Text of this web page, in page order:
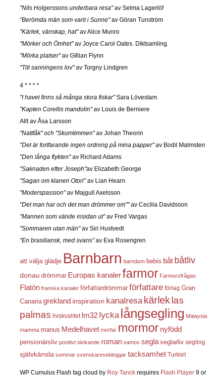
"Nils Holgerssons underbara resa"av Selma Lagerlöf
"Berömda män som varit i Sunne"av Göran Tunström
"Kärlek, vänskap, hat"av Alice Munro
"Mörker och Ömhet"av Joyce Carol Oates. Diktsamling.
"Mörka platser"av GIllian Flynn
"Till sanningens lov"av Torgny Lindgren
4 * * * *
"I havet finns så många stora fiskar"Sara Lövestam
"Kapten Corellis mandolin"av Louis de Berniere
Allt av Åsa Larsson
"Nattfåk" och "Skumtimmen"av Johan Theorin
"Det är fortfarande ingen ordning på mina papper"av Bodil Malmsten
"Den långa flykten"av Richard Adams
"Saknaden efter Joseph"av Elizabeth George
"Sagan om klanen Otori"av Lian Hearn
"Moderspassion"av Majgull Axelsson
"Det man har och det man drömmer om""av Cecilia Davidsson
"Mannen som vände insidan ut"av Fred Vargas
"Sommaren utan män"av Siri Hustvedt
"En brasiliansk, med svans"av Eva Rosengren
att välja glädje Barnbarn barndom bebis båt båtliv
donau drömmar Europas kanalerfarmor Farmorsfrågan
Flatön franska kanaler författardrömmar författare förlag Gran
Canaria grekland inspiration kanalresa kärleklas
palmas livskvalitet lm32 lycka långsegling Malaysia
mamma manus Medelhavet morfar mormor nyfödd
pensionärsliv positivt tänkande roman samos segla seglarliv segling
självkänsla sommar svenskaresebloggar tacksamhet Turkiet
WP Cumulus Flash tag cloud by Roy Tanck requires Flash Player 9 or